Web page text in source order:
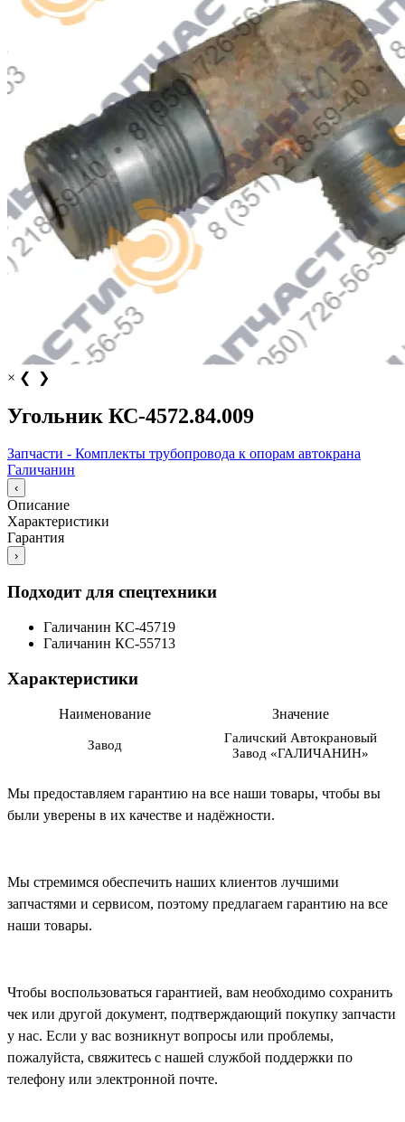
× ❮ ❯
Угольник КС-4572.84.009
Запчасти - Комплекты трубопровода к опорам автокрана
Галичанин
‹
Описание
Характеристики
Гарантия
›
Подходит для спецтехники
Галичанин КС-45719
Галичанин КС-55713
Характеристики
Наименование Значение
Завод
Галичский Автокрановый
Завод «ГАЛИЧАНИН»
Мы предоставляем гарантию на все наши товары, чтобы вы
были уверены в их качестве и надёжности.
Мы стремимся обеспечить наших клиентов лучшими
запчастями и сервисом, поэтому предлагаем гарантию на все
наши товары.
Чтобы воспользоваться гарантией, вам необходимо сохранить
чек или другой документ, подтверждающий покупку запчасти
у нас. Если у вас возникнут вопросы или проблемы,
пожалуйста, свяжитесь с нашей службой поддержки по
телефону или электронной почте.